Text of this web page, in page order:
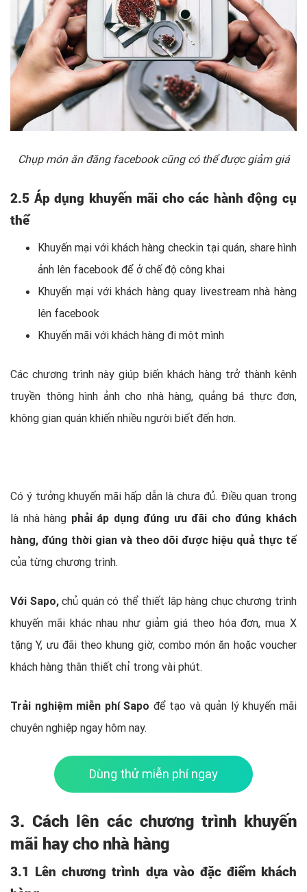
Chụp món ăn đăng facebook cũng có thể được giảm giá
2.5 Áp dụng khuyến mãi cho các hành động cụ
thể
Khuyến mại với khách hàng checkin tại quán, share hình
ảnh lên facebook để ở chế độ công khai
Khuyến mại với khách hàng quay livestream nhà hàng
lên facebook
Khuyến mãi với khách hàng đi một mình
Các chương trình này giúp biến khách hàng trở thành kênh
truyền thông hình ảnh cho nhà hàng, quảng bá thực đơn,
không gian quán khiến nhiều người biết đến hơn.
Có ý tưởng khuyến mãi hấp dẫn là chưa đủ. Điều quan trọng
là nhà hàng phải áp dụng đúng ưu đãi cho đúng khách
hàng, đúng thời gian và theo dõi được hiệu quả thực tế
của từng chương trình.
Với Sapo,chủ quán có thể thiết lập hàng chục chương trình
khuyến mãi khác nhau như giảm giá theo hóa đơn, mua X
tặng Y, ưu đãi theo khung giờ, combo món ăn hoặc voucher
khách hàng thân thiết chỉ trong vài phút.
Trải nghiệm miễn phí Sapo để tạo và quản lý khuyến mãi
chuyên nghiệp ngay hôm nay.
Dùng thử miễn phí ngay
3. Cách lên các chương trình khuyến
mãi hay cho nhà hàng
3.1 Lên chương trình dựa vào đặc điểm khách